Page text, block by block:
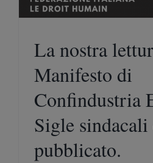
La nostra
Manifesto di
Confindustria
Sigle sindacali
pubblicato.